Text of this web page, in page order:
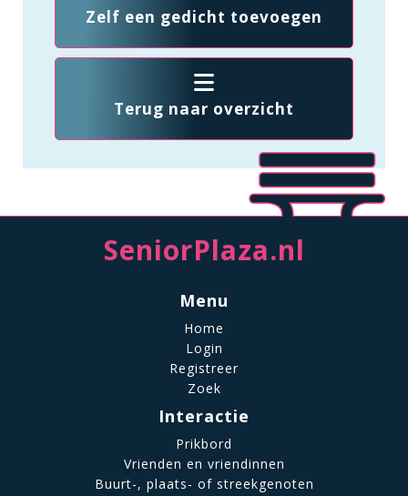
Zelf een gedicht toevoegen
Terug naar overzicht
SeniorPlaza.nl
Menu
Home
Login
Registreer
Zoek
Interactie
Prikbord
Vrienden en vriendinnen
Buurt-, plaats- of streekgenoten